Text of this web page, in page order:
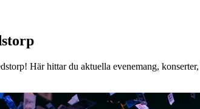
Här hittar du aktuella evenemang,